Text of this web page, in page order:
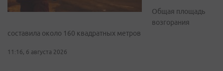
Общая площадь
возгорания
составила около 160 квадратных метров
11:16, 6 августа 2026